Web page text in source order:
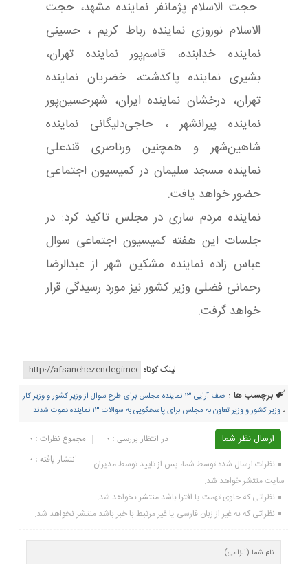
حجت الاسلام پژمانفر نماینده مشهد، حجت
الاسلام نوروزی نماینده رباط کریم ، حسینی
نماینده خدابنده، قاسم‌پور نماینده تهران،
بشیری نماینده پاکدشت، خضریان نماینده
تهران، درخشان نماینده ایران، شهرحسین‌پور
نماینده پیرانشهر ، حاجی‌دلیگانی نماینده
شاهین‌شهر و همچنین ورناصری قندعلی
نماینده مسجد سلیمان در کمیسیون اجتماعی
حضور خواهد یافت.
نماینده مردم ساری در مجلس تاکید کرد: در
جلسات این هفته کمیسیون اجتماعی سوال
عباس زاده نماینده مشکین شهر از عبدالرضا
رحمانی فضلی وزیر کشور نیز مورد رسیدگی قرار
خواهد گرفت.
لینک کوتاه
برچسب ها : صف آرایی ۱۳ نماینده مجلس برای طرح سوال از وزیر کشور و وزیر کار
،وزیر کشور و وزیر تعاون به مجلس برای پاسخگویی به سوالات ۱۳ نماینده دعوت شدند
ارسال نظر شما مجموع نظرات : 0
در انتظار بررسی : 0
انتشار یافته : ۰
نظرات ارسال شده توسط شما، پس از تایید توسط مدیران
سایت منتشر خواهد شد.
نظراتی که حاوی تهمت یا افترا باشد منتشر نخواهد شد.
نظراتی که به غیر از زبان فارسی یا غیر مرتبط با خبر باشد منتشر نخواهد شد.